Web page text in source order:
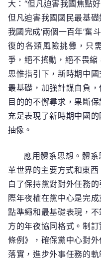
大：“但凡迫害我國焦點
但凡迫害我國國民最基
我國完成‘兩個一百年’奮
復的各類風險挑釁，只
爭，絕不搖動，絕不畏縮
思惟指引下，新時期中
最基礎，加強計謀自負
目的的不懈尋求，果斷
充足表現了新時期中國
抽像。
應用體系思想。體
革世界的主要方式和東
白了保持黨對對外任務
際年夜權在黨中心是完
點準繩和最基礎表現，
方的年夜協同格式。制
條例》，確保黨中心對
落實，進步外事任務的